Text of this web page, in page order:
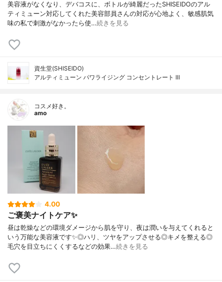
美容液がなくなり、デバコスに、ボトルが綺麗だったSHISEIDOのアル
ティミューン対応してくれた美容部員さんの対応が心地よく、敏感肌気
味の私で刺激がなかったら使…続きを見る
資生堂(SHISEIDO)
アルティミューン パワライジング コンセントレート III
コスメ好き。
amo
4.00
ご褒美ナイトケア✨
昼は乾燥などの環境ダメージから肌を守り、夜は潤いを与えてくれると
いう万能な美容液です✨◎ハリ、ツヤをアップさせる◎キメを整える◎
毛穴を目立ちにくくするなどの効果…続きを見る